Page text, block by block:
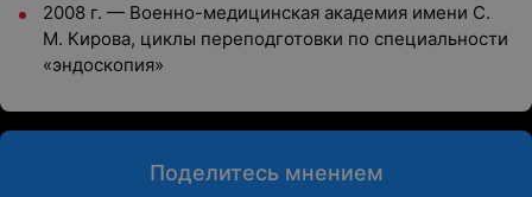
2008 г. — Военно-медицинская академия имени С.
М. Кирова, циклы переподготовки по специальности
«эндоскопия»
Поделитесь мнением